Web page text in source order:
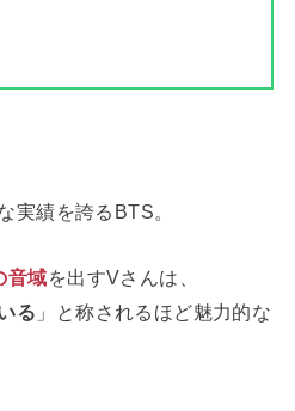
実績を誇るBTS。
音域を出すVさんは、
る 」と称されるほど魅力的な